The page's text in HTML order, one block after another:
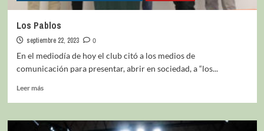
Los Pablos
septiembre 22, 2023
0
En el mediodía de hoy el club citó a los medios de
comunicación para presentar, abrir en sociedad, a “los...
Leer más